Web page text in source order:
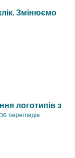
Змінюємо
логотипів з
переглядів